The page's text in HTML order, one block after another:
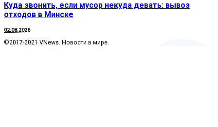
Куда звонить, если мусор некуда девать: вывоз
отходов в Минске
02.08.2026
©2017-2021 VNews. Новости в мире.